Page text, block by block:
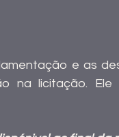
e as
na licitação.